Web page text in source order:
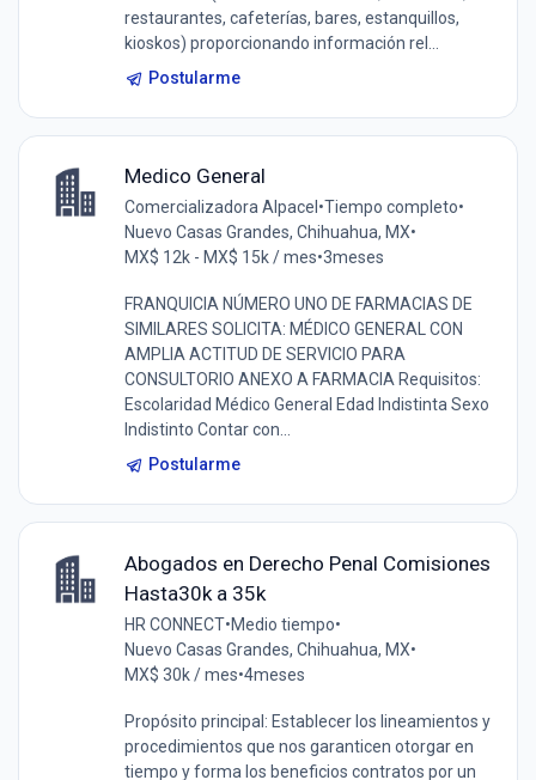
restaurantes, cafeterías, bares, estanquillos,
kioskos) proporcionando información rel...
Postularme
Medico General
Comercializadora Alpacel •Tiempo completo•
Nuevo Casas Grandes, Chihuahua, MX•
MX$ 12k - MX$ 15k / mes•3meses
FRANQUICIA NÚMERO UNO DE FARMACIAS DE
SIMILARES SOLICITA: MÉDICO GENERAL CON
AMPLIA ACTITUD DE SERVICIO PARA
CONSULTORIO ANEXO A FARMACIA Requisitos:
Escolaridad Médico General Edad Indistinta Sexo
Indistinto Contar con...
Postularme
Abogados en Derecho Penal Comisiones
Hasta30k a 35k
HR CONNECT•Medio tiempo•
Nuevo Casas Grandes, Chihuahua, MX•
MX$ 30k / mes•4meses
Propósito principal: Establecer los lineamientos y
procedimientos que nos garanticen otorgar en
tiempo y forma los beneficios contratos por un